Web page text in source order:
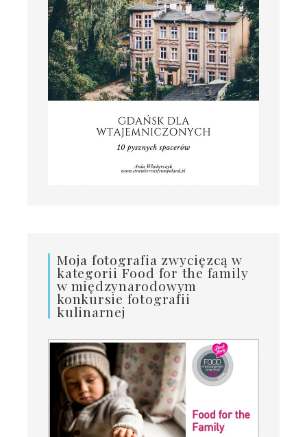
Moja fotografia zwycięzcą w
kategorii Food for the family
w międzynarodowym
konkursie fotografii
kulinarnej